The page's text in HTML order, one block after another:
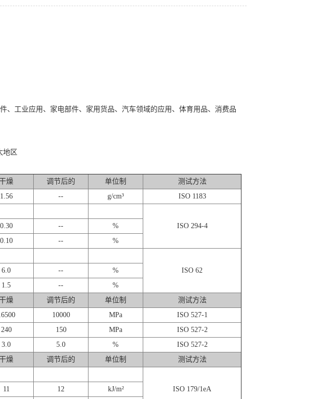
、工业应用、家电部件、家用货品、汽车领域的应用、体育用品、消费品
地区
燥 调节后的 单位制
测试方法
1.56 -- g/cm³
ISO 1183
ISO 294-4
0.30 --
%
0.10 --
%
ISO 62
6.0 --
%
1.5 --
%
燥 调节后的 单位制
测试方法
10000 MPa
ISO 527-1
240 150 MPa
ISO 527-2
3.0 5.0 %
ISO 527-2
燥 调节后的 单位制
测试方法
ISO 179/1eA
11 12
kJ/m²